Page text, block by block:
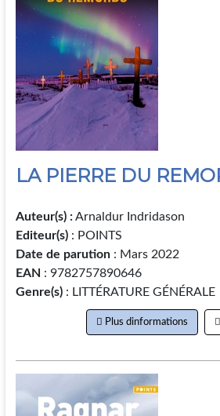
LA PIERRE DU
Auteur(s) :Arnaldur Indridason
Editeur(s) : POINTS
Date de parution: Mars 2022
EAN : 9782757890646
Genre(s): LITTÉRATURE GÉNÉRALE
Plus dinformations